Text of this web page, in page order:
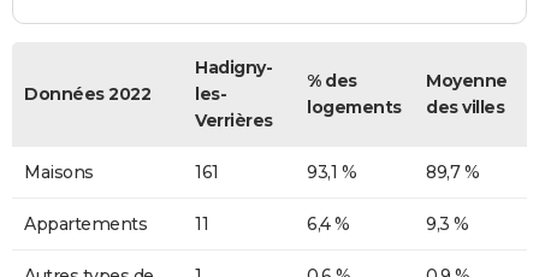
Données 2022
Hadigny-
les-
Verrières
% des
logements
Moyenne
des villes
Maisons 161 93,1 % 89,7 %
Appartements 11 6,4 % 9,3 %